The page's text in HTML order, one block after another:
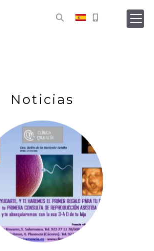
Noticias